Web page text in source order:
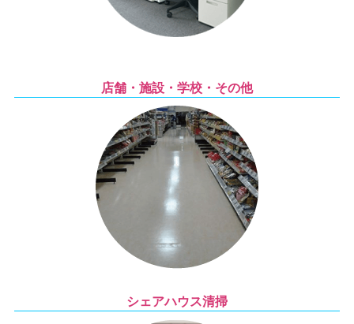
店舗・施設・学校・その他
シェアハウス清掃